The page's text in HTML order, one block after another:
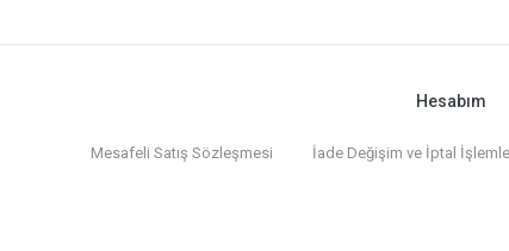
Hesabım
Mesafeli Satış Sözleşmesi İade Değişim ve İptal